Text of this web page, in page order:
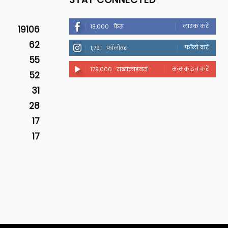
19106
62
55
52
31
28
17
17
18,000 फैंस लाइक करें
1,791 फॉलोवर फॉलो करें
179,000 सब्सक्राइबर्स सब्सक्राइब करें